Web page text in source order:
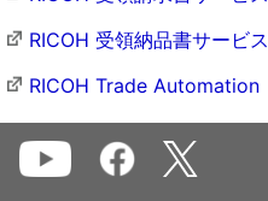
RICOH 受領納品書サービス
RICOH Trade Automation